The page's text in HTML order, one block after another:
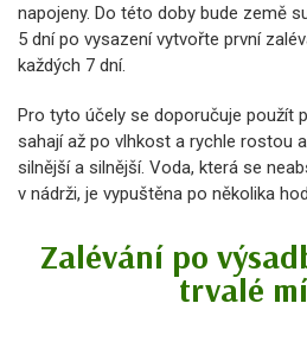
napojeny. Do této doby bude země
5 dní po vysazení vytvořte první
každých 7 dní.
Pro tyto účely se doporučuje použít
sahají až po vlhkost a rychle rostou
silnější a silnější. Voda, která se
v nádrži, je vypuštěna po několika
Zalévání po
trvalé